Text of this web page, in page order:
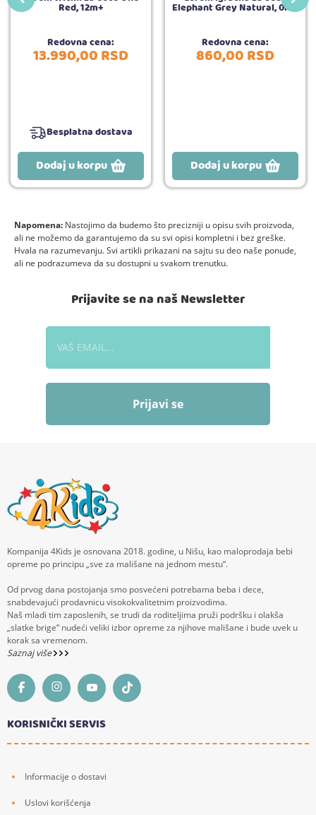
Red, 12m+
Redovna cena:
13.990,00RSD
Besplatna dostava
Dodaj u korpu
Elephant Grey Natural, 0m+
Redovna cena:
860,00RSD
Dodaj u korpu
Napomena: Nastojimo da budemo što precizniji u opisu svih proizvoda,
ali ne možemo da garantujemo da su svi opisi kompletni i bez greške.
Hvala na razumevanju. Svi artikli prikazani na sajtu su deo naše ponude,
ali ne podrazumeva da su dostupni u svakom trenutku.
Prijavite se na naš Newsletter
Prijavi se
Kompanija 4Kids je osnovana 2018. godine, u Nišu, kao maloprodaja bebi
opreme po principu „sve za mališane na jednom mestu“.
Od prvog dana postojanja smo posvećeni potrebama beba i dece,
snabdevajući prodavnicu visokokvalitetnim proizvodima.
Naš mladi tim zaposlenih, se trudi da roditeljima pruži podršku i olakša
„slatke brige“ nudeći veliki izbor opreme za njihove mališane i bude uvek u
korak sa vremenom.
Saznaj više
KORISNIČKI SERVIS
Informacije o dostavi
Uslovi korišćenja